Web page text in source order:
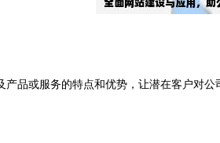
或服务的特点和优势，让潜在客户对公